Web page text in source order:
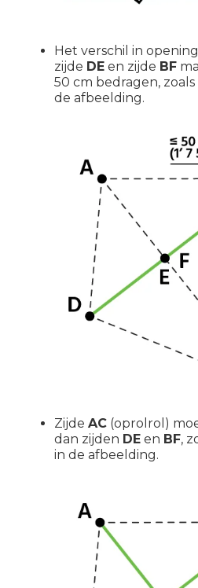
Het verschil in
zijde DEen zijde BF
50 cm bedragen,
de afbeelding.
Zijde AC(oprolrol)
dan zijden DEen BF,
in de afbeelding.